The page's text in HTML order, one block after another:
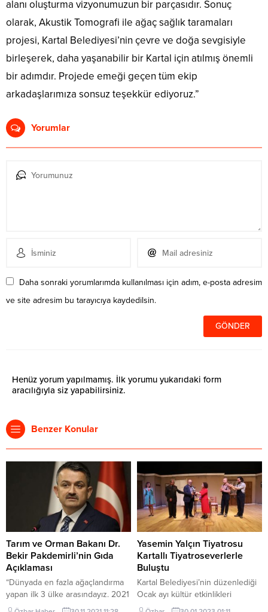
alanı oluşturma vizyonumuzun bir parçasıdır. Sonuç
olarak, Akustik Tomografi ile ağaç sağlık taramaları
projesi, Kartal Belediyesi’nin çevre ve doğa sevgisiyle
birleşerek, daha yaşanabilir bir Kartal için atılmış önemli
bir adımdır. Projede emeği geçen tüm ekip
arkadaşlarımıza sonsuz teşekkür ediyoruz.”
Yorumlar
Daha sonraki yorumlarımda kullanılması için adım, e-posta adresim
ve site adresim bu tarayıcıya kaydedilsin.
Henüz yorum yapılmamış. İlk yorumu yukarıdaki form
aracılığıyla siz yapabilirsiniz.
Benzer Konular
Tarım ve Orman Bakanı Dr.
Bekir Pakdemirli’nin Gıda
Açıklaması
“Dünyada en fazla ağaçlandırma
yapan ilk 3 ülke arasındayız. 2021
sonuna kadar 252 milyon fidanı
Yasemin Yalçın Tiyatrosu
Kartallı Tiyatroseverlerle
Buluştu
Kartal Belediyesi’nin düzenlediği
Ocak ayı kültür etkinlikleri
kapsamında, “Her Şey Bedava”